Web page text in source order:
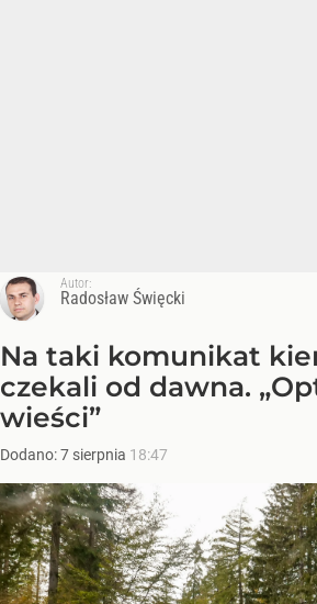
Autor:
Radosław Święcki
Na taki komunikat
czekali od dawna.
wieści”
Dodano:7 sierpnia 18:47